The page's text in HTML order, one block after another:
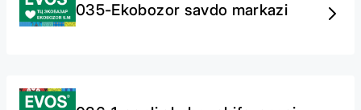
035-Ekobozor savdo markazi